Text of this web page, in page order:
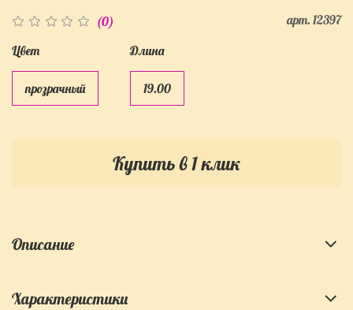
(0) арт. 12397
Купить в 1 клик
Цвет
прозрачный
Длина
19.00
Описание
Характеристики